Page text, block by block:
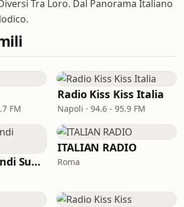
Tra Loro. Dal Panorama Italiano
FM
Radio Kiss Kiss Italia
Napoli · 94.6 - 95.9 FM
RDS 100% Grandi Successi
ITALIAN RADIO
Roma